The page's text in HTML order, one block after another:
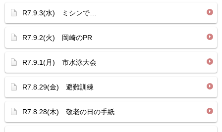
R7.9.3(水) ミシンで…
R7.9.2(火) 岡崎のPR
R7.9.1(月) 市水泳大会
R7.8.29(金) 避難訓練
R7.8.28(木) 敬老の日の手紙